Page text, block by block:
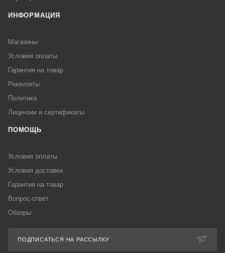
ИНФОРМАЦИЯ
Магазины
Условия оплаты
Гарантия на товар
Реквизиты
Политика
Лицензии и сертификаты
ПОМОЩЬ
Условия оплаты
Условия доставки
Гарантия на товар
Вопрос-ответ
Обзоры
ПОДПИСАТЬСЯ НА РАССЫЛКУ